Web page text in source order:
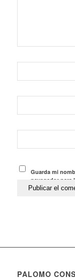
Guarda mi
navegador para
PALOMO